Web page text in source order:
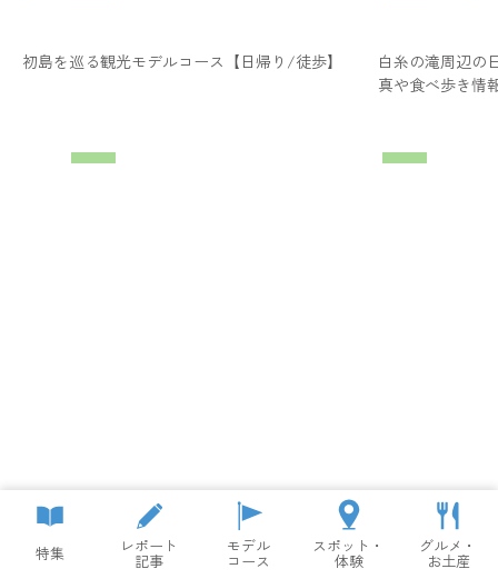
初島を巡る観光モデルコース【日帰り/徒歩】
白糸の滝周辺の
真や食べ歩き情
特集 レポート
記事
モデル
コース
スポット・
体験
グルメ・
お土産